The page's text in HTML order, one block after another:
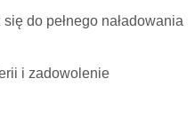
do pełnego naładowania
i zadowolenie